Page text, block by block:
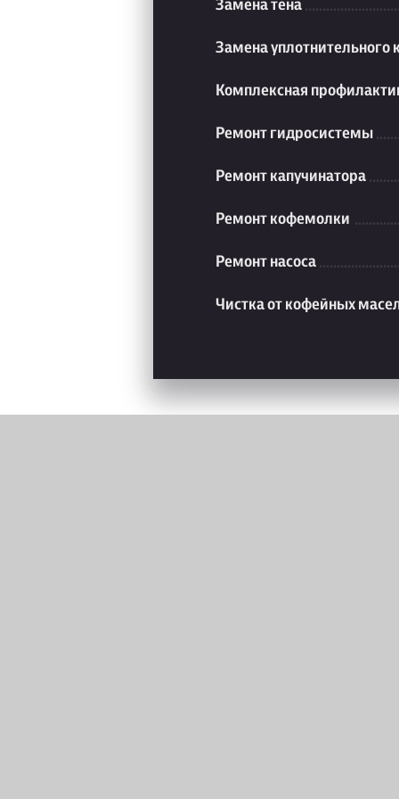
Замена тена
Замена уплотнительного
Комплексная
Ремонт гидросистемы
Ремонт капучинатора
Ремонт кофемолки
Ремонт насоса
Чистка от кофейных